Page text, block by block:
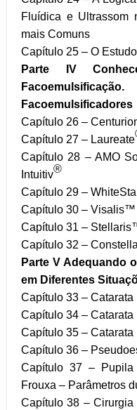
Fluídica e Ultrassom
mais Comuns
Capítulo 25 – O
Parte IV
Facoemulsificadores
Capítulo 26 –
Capítulo 27 – Laureate
Capítulo 28 – AMO
Intuitiv®
Capítulo 29 –
Capítulo 30 – Visalis™
Capítulo 31 –
Capítulo 32 –
Parte V Adequando
em Diferentes
Capítulo 33 – Catarata
Capítulo 34 – Catarata
Capítulo 35 – Catarata
Capítulo 36 –
Capítulo 37 –
Frouxa – Parâmetros
Capítulo 38 – Cirurgia